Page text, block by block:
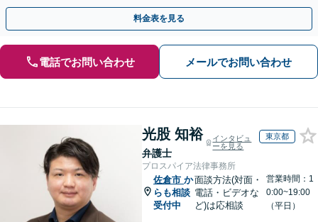
す。
料金表を見る
電話でお問い合わせ メールでお問い合わせ
光股 知裕
弁護士
インタビュ
ーを見る
東京都
プロスパイア法律事務所
佐倉市 か
らも相談
受付中
面談方法(対面・
電話・ビデオな
ど)は応相談
営業時間：1
0:00~19:00
（平日）